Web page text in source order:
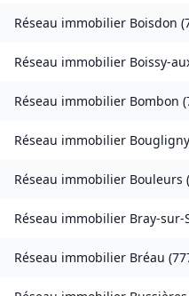
Réseau immobilier Boisdon (
Réseau immobilier Boissy-
Réseau immobilier Bombon (
Réseau immobilier Bougligny
Réseau immobilier Bouleurs (
Réseau immobilier Bray-sur-
Réseau immobilier Bréau (